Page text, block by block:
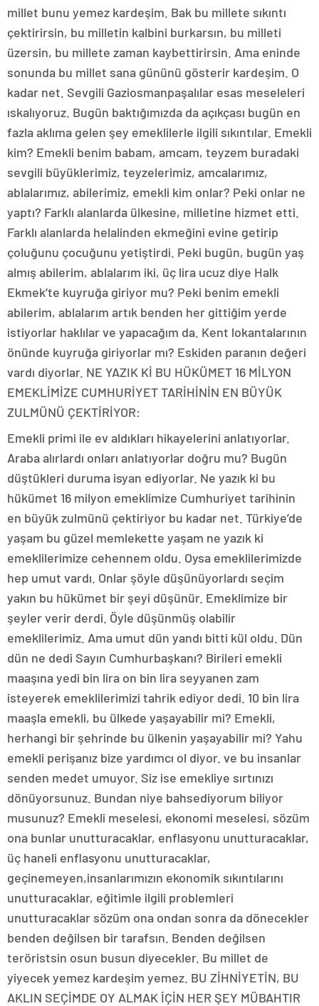
millet bunu yemez kardeşim. Bak bu millete sıkıntı
çektirirsin, bu milletin kalbini burkarsın, bu milleti
üzersin, bu millete zaman kaybettirirsin. Ama eninde
sonunda bu millet sana gününü gösterir kardeşim. O
kadar net. Sevgili Gaziosmanpaşalılar esas meseleleri
ıskalıyoruz. Bugün baktığımızda da açıkçası bugün en
fazla aklıma gelen şey emeklilerle ilgili sıkıntılar. Emekli
kim? Emekli benim babam, amcam, teyzem buradaki
sevgili büyüklerimiz, teyzelerimiz, amcalarımız,
ablalarımız, abilerimiz, emekli kim onlar? Peki onlar ne
yaptı? Farklı alanlarda ülkesine, milletine hizmet etti.
Farklı alanlarda helalinden ekmeğini evine getirip
çoluğunu çocuğunu yetiştirdi. Peki bugün, bugün yaş
almış abilerim, ablalarım iki, üç lira ucuz diye Halk
Ekmek’te kuyruğa giriyor mu? Peki benim emekli
abilerim, ablalarım artık benden her gittiğim yerde
istiyorlar haklılar ve yapacağım da. Kent lokantalarının
önünde kuyruğa giriyorlar mı? Eskiden paranın değeri
vardı diyorlar. NE YAZIK Kİ BU HÜKÜMET 16 MİLYON
EMEKLİMİZE CUMHURİYET TARİHİNİN EN BÜYÜK
ZULMÜNÜ ÇEKTİRİYOR:
Emekli primi ile ev aldıkları hikayelerini anlatıyorlar.
Araba alırlardı onları anlatıyorlar doğru mu? Bugün
düştükleri duruma isyan ediyorlar. Ne yazık ki bu
hükümet 16 milyon emeklimize Cumhuriyet tarihinin
en büyük zulmünü çektiriyor bu kadar net. Türkiye’de
yaşam bu güzel memlekette yaşam ne yazık ki
emeklilerimize cehennem oldu. Oysa emeklilerimizde
hep umut vardı. Onlar şöyle düşünüyorlardı seçim
yakın bu hükümet bir şeyi düşünür. Emeklimize bir
şeyler verir derdi. Öyle düşünmüş olabilir
emeklilerimiz. Ama umut dün yandı bitti kül oldu. Dün
dün ne dedi Sayın Cumhurbaşkanı? Birileri emekli
maaşına yedi bin lira on bin lira seyyanen zam
isteyerek emeklilerimizi tahrik ediyor dedi. 10 bin lira
maaşla emekli, bu ülkede yaşayabilir mi? Emekli,
herhangi bir şehrinde bu ülkenin yaşayabilir mi? Yahu
emekli perişanız bize yardımcı ol diyor. ve bu insanlar
senden medet umuyor. Siz ise emekliye sırtınızı
dönüyorsunuz. Bundan niye bahsediyorum biliyor
musunuz? Emekli meselesi, ekonomi meselesi, sözüm
ona bunlar unutturacaklar, enflasyonu unutturacaklar,
üç haneli enflasyonu unutturacaklar,
geçinemeyen,insanlarımızın ekonomik sıkıntılarını
unutturacaklar, eğitimle ilgili problemleri
unutturacaklar sözüm ona ondan sonra da dönecekler
benden değilsen bir tarafsın. Benden değilsen
teröristsin osun busun diyecekler. Bu millet de
yiyecek yemez kardeşim yemez. BU ZİHNİYETİN, BU
AKLIN SEÇİMDE OY ALMAK İÇİN HER ŞEY MÜBAHTIR